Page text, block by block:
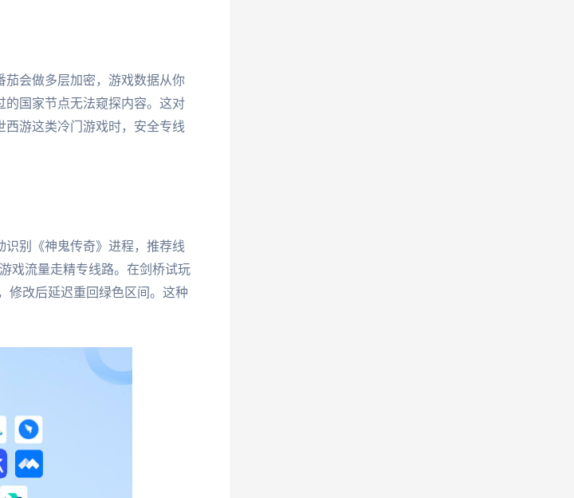
茄会做多层加密，游戏数据从你
的国家节点无法窥探内容。这对
游这类冷门游戏时，安全专线
别《神鬼传奇》进程，推荐线
戏流量走精专线路。在剑桥试玩
修改后延迟重回绿色区间。这种